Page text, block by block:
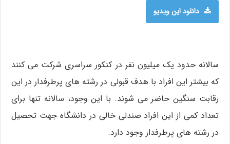
دانلود این ویدیو
سالانه حدود یک میلیون نفر در کنکور سراسری شرکت می کنند
که بیشتر این افراد با هدف قبولی در رشته های پرطرفدار در این
رقابت سنگین حاضر می شوند. با این وجود، سالانه تنها برای
تعداد کمی از این افراد صندلی خالی در دانشگاه جهت تحصیل
در رشته های پرطرفدار وجود دارد.